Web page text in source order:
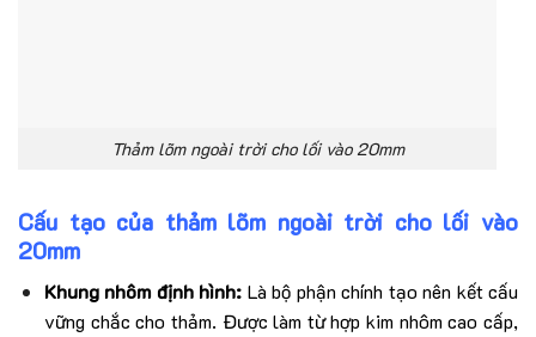
Thảm lõm ngoài trời cho lối vào 20mm
Cấu tạo của thảm lõm ngoài trời cho lối vào
20mm
Khung nhôm định hình: Là bộ phận chính tạo nên kết cấu
vững chắc cho thảm. Được làm từ hợp kim nhôm cao cấp,